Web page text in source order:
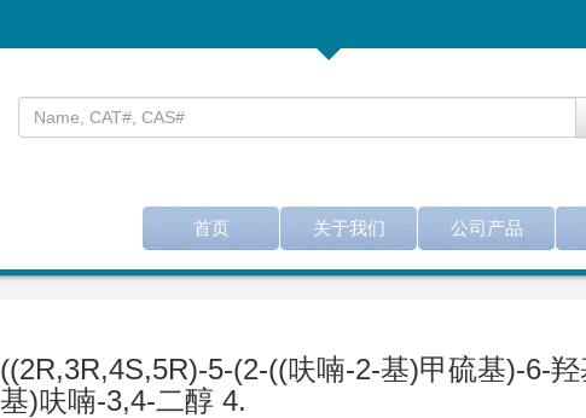
首页 关于我们 公司产品
((2R,3R,4S,5R)-5-(2-((呋喃-2-基)甲硫基)-6-
基)呋喃-3,4-二醇 4.